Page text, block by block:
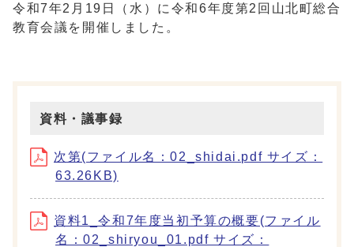
令和7年2月19日（水）に令和6年度第2回山北町総合
教育会議を開催しました。
資料・議事録
次第(ファイル名：02_shidai.pdf サイズ：
63.26KB)
資料1_令和7年度当初予算の概要(ファイル
名：02_shiryou_01.pdf サイズ：